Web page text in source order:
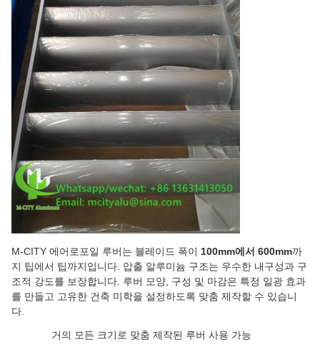
M-CITY 에어로포일 루버는 블레이드 폭이 100mm에서 600mm까
지 팁에서 팁까지입니다. 압출 알루미늄 구조는 우수한 내구성과 구
조적 강도를 보장합니다. 루버 모양, 구성 및 마감은 특정 일광 효과
를 만들고 고유한 건축 미학을 설정하도록 맞춤 제작할 수 있습니
다.
거의 모든 크기로 맞춤 제작된 루버 사용 가능